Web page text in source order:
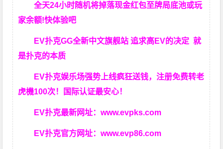
全天24小时随机将掉落现金红包至牌局底池或玩
家余额!快体验吧
EV扑克GG全新中文旗舰站 追求高EV的决定就
是扑克的本质
EV扑克娱乐场强势上线疯狂送钱，注册免费转老
虎機100次！国际认证最安心！
EV扑克最新网址：www.evpks.com
EV扑克官方网址：www.evp86.com